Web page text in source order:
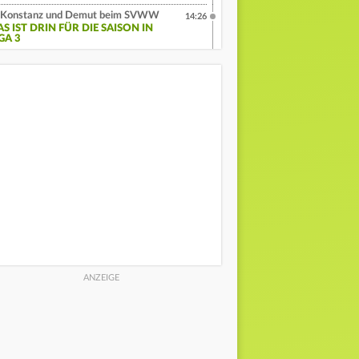
Konstanz und Demut beim SVWW
IST DRIN FÜR DIE SAISON IN
3
14:26